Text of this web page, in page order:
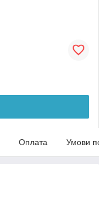
Оплата Умови